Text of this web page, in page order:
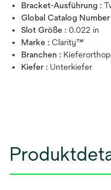
Bracket-Ausführung :
Global Catalog Number
Slot Größe : 0.022 in
Marke : Clarity™
Branchen :
Kiefer : Unterkiefer